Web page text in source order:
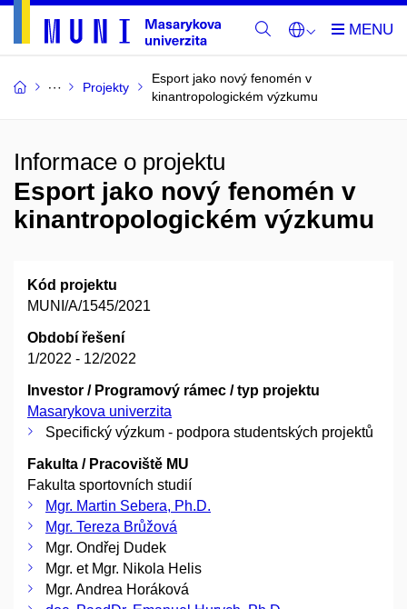
Projekty
Esport jako nový fenomén v
kinantropologickém výzkumu
Informace o projektu
Esport jako nový fenomén v
kinantropologickém výzkumu
Kód projektu
MUNI/A/1545/2021
Období řešení
1/2022 - 12/2022
Investor / Programový rámec / typ projektu
Masarykova univerzita
Specifický výzkum - podpora studentských projektů
Fakulta / Pracoviště MU
Fakulta sportovních studií
Mgr. Martin Sebera, Ph.D.
Mgr. Tereza Brůžová
Mgr. Ondřej Dudek
Mgr. et Mgr. Nikola Helis
Mgr. Andrea Horáková